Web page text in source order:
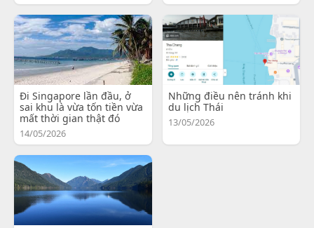
Đi Singapore lần đầu, ở
sai khu là vừa tốn tiền vừa
mất thời gian thật đó
14/05/2026
Những điều nên tránh khi
du lịch Thái
13/05/2026